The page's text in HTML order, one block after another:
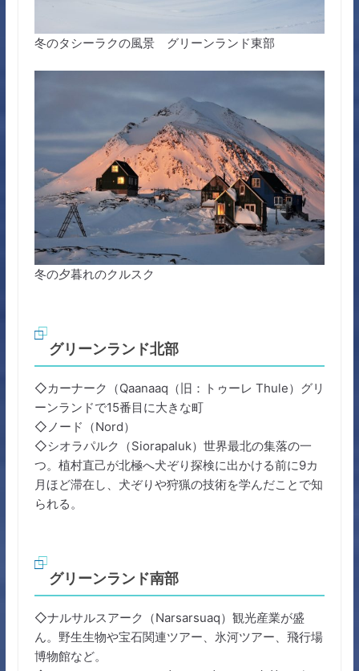
冬のタシーラクの風景 グリーンランド東部
冬の夕暮れのクルスク
グリーンランド北部
◇カーナーク（Qaanaaq（旧：トゥーレ Thule）グリ
ーンランドで15番目に大きな町
◇ノード（Nord）
◇シオラパルク（Siorapaluk）世界最北の集落の一
つ。植村直己が北極へ犬ぞり探検に出かける前に9カ
月ほど滞在し、犬ぞりや狩猟の技術を学んだことで知
られる。
グリーンランド南部
◇ナルサルスアーク（Narsarsuaq）観光産業が盛
ん。野生生物や宝石関連ツアー、氷河ツアー、飛行場
博物館など。